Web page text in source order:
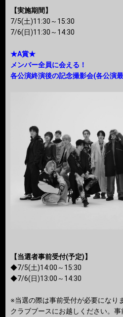
【実施期間】
7/5(土)11:30～15:30
7/6(日)11:30～14:30
★A賞★
メンバー全員に会える！
各公演終演後の記念撮影会(各公演
【当選者事前受付(予定)】
◆7/5(土)14:00～15:30
◆7/6(日)13:00～14:30
※当選の際は事前受付が必要になり
クラブブースにお越しください。事